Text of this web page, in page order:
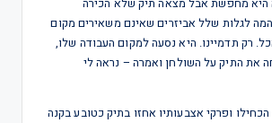
היא מחפשת אבל מצאה תיק שלא הכירה
לגלות שלל אביזרים שאינם משאירים מקום
רק תדמיינו. היא נסעה למקום העבודה שלו,
את התיק על השולחן ואמרה – נראה לי
הכחילו ופרקי אצבעותיו אחזו בתיק כטובע בקנה